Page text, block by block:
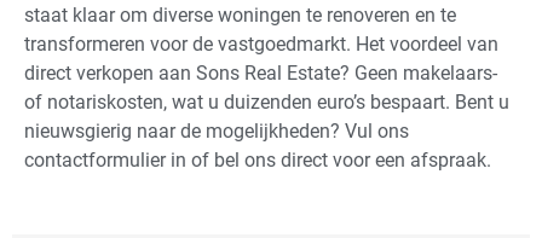
staat klaar om diverse woningen te renoveren en te
transformeren voor de vastgoedmarkt. Het voordeel van
direct verkopen aan Sons Real Estate? Geen makelaars-
of notariskosten, wat u duizenden euro’s bespaart. Bent u
nieuwsgierig naar de mogelijkheden? Vul ons
contactformulier in of bel ons direct voor een afspraak.